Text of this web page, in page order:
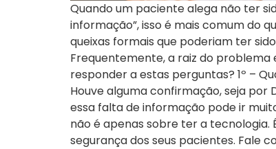
Quando um paciente alega não ter
informação”, isso é mais comum do
queixas formais que poderiam ter
Frequentemente, a raiz do problema
responder a estas perguntas? 1º –
Houve alguma confirmação, seja por
essa falta de informação pode ir
não é apenas sobre ter a tecnologia.
segurança dos seus pacientes. Fale